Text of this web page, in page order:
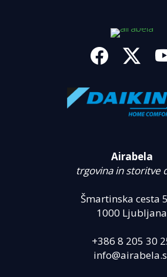
Airabela
trgovina in storitve
Šmartinska cesta
1000 Ljubljana
+386 8 205 30